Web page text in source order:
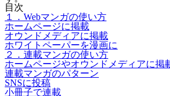
目次
１．Webマンガの使い方
ホームページに掲載
オウンドメディアに掲載
ホワイトペーパーを漫画に
２．連載マンガの使い方
ホームページやオウンドメディアに掲
連載マンガのパターン
SNSに投稿
小冊子で連載